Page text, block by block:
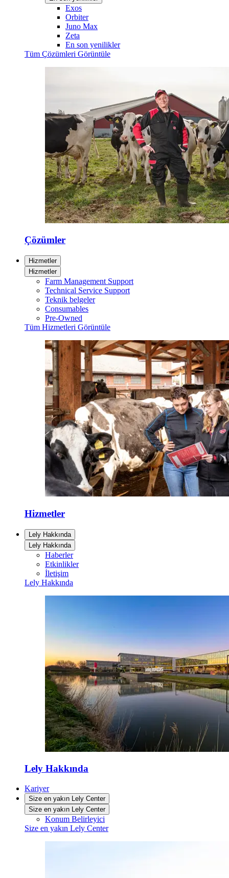
Exos
Orbiter
Juno Max
Zeta
En son yenilikler
Tüm Çözümleri Görüntüle
Çözümler
Hizmetler
Hizmetler
Farm Management Support
Technical Service Support
Teknik belgeler
Consumables
Pre-Owned
Tüm Hizmetleri Görüntüle
Hizmetler
Lely Hakkında
Lely Hakkında
Haberler
Etkinlikler
İletişim
Lely Hakkında
Lely Hakkında
Kariyer
Size en yakın Lely Center
Size en yakın Lely Center
Konum Belirleyici
Size en yakın Lely Center